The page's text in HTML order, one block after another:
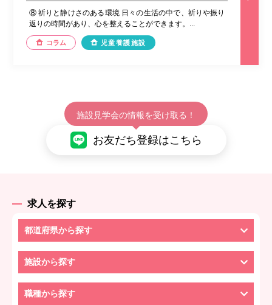
⑧ 祈りと静けさのある環境 日々の生活の中で、祈りや振り
返りの時間があり、心を整えることができます。...
コラム 児童養護施設
施設見学会の情報を受け取る！
お友だち登録はこちら
求人を探す
都道府県から探す
施設から探す
職種から探す